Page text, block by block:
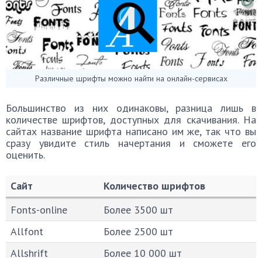
Различные шрифты можно найти на онлайн-сервисах
Большинство из них одинаковы, разница лишь в
количестве шрифтов, доступных для скачивания. На
сайтах название шрифта написано им же, так что вы
сразу увидите стиль начертания и сможете его
оценить.
Сайт
Количество шрифтов
Сайт
Количество шрифтов
Fonts-online
Более 3500 шт
Allfont
Более 2500 шт
Allshrift
Более 10 000 шт